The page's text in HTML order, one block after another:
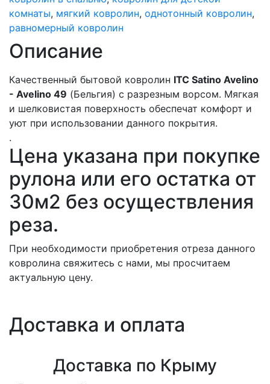
комнаты, мягкий ковролин, однотонный ковролин,
равномерный ковролин
Описание
Качественный бытовой ковролин ITC Satino Avelino
- Avelino 49 (Бельгия) с разрезным ворсом. Мягкая
и шелковистая поверхность обеспечат комфорт и
уют при использовании данного покрытия.
.
Цена указана при покупке
рулона или его остатка от
30м2 без осуществления
реза.
При необходимости приобретения отреза данного
ковролина свяжитесь с нами, мы просчитаем
актуальную цену.
Доставка и оплата
Доставка по Крыму